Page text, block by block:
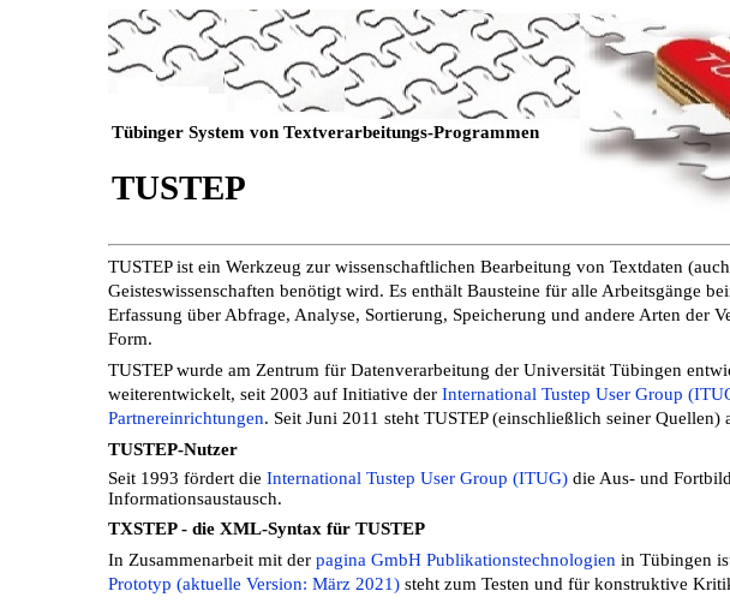
Tübinger System von Textverarbeitungs-Programmen
TUSTEP
TUSTEP ist ein Werkzeug zur wissenschaftlichen Bearbeitung von Textdaten
Geisteswissenschaften benötigt wird. Es enthält Bausteine für alle Arbeitsgänge
Erfassung über Abfrage, Analyse, Sortierung, Speicherung und andere Arten der
Form.
TUSTEP wurde am Zentrum für Datenverarbeitung der Universität Tübingen
weiterentwickelt, seit 2003 auf Initiative der International Tustep User Group
Partnereinrichtungen. Seit Juni 2011 steht TUSTEP (einschließlich seiner Quellen)
TUSTEP-Nutzer
Seit 1993 fördert die International Tustep User Group (ITUG) die Aus- und
Informationsaustausch.
TXSTEP - die XML-Syntax für TUSTEP
In Zusammenarbeit mit der pagina GmbH Publikationstechnologien in Tübingen
Prototyp (aktuelle Version: März 2021) steht zum Testen und für konstruktive